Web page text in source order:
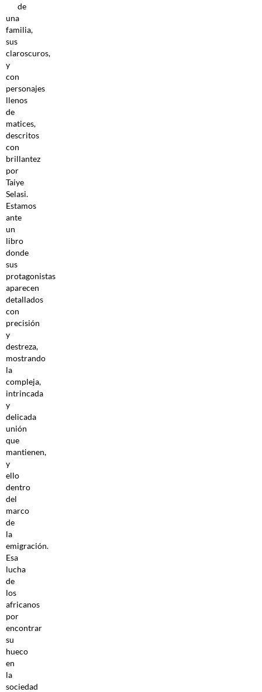
de
una
familia,
sus
claroscuros,
y
con
personajes
llenos
de
matices,
descritos
con
brillantez
por
Taiye
Selasi.
Estamos
ante
un
libro
donde
sus
protagonistas
aparecen
detallados
con
precisión
y
destreza,
mostrando
la
compleja,
intrincada
y
delicada
unión
que
mantienen,
y
ello
dentro
del
marco
de
la
emigración.
Esa
lucha
de
los
africanos
por
encontrar
su
hueco
en
la
sociedad